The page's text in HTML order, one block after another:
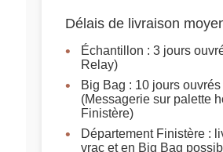
Délais de livraison
Échantillon : 3 jours
Relay)
Big Bag : 10 jours ouvrés
(Messagerie sur palette
Finistère)
Département Finistère :
vrac et en Big Bag